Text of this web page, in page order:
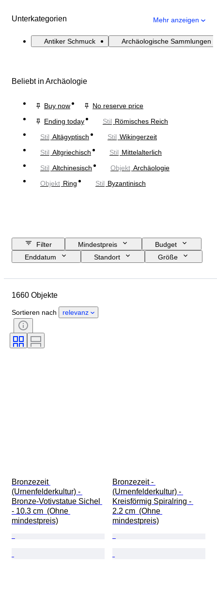
Unterkategorien Mehr anzeigen
Antiker Schmuck Archäologische Sammlungen
Beliebt in Archäologie
Buy now
No reserve price
Ending today
Stil Römisches Reich
Stil Altägyptisch Stil Wikingerzeit
Stil Altgriechisch Stil Mittelalterlich
Stil Altchinesisch Objekt Archäologie
Objekt Ring Stil Byzantinisch
Filter Mindestpreis
Budget
Enddatum
Standort
Größe
Geschlecht
Edelstein
Feingehalt
Stil
Farbe
Archäologie-Arten
1660 Objekte
Sortieren nach relevanz
Bronzezeit
(Urnenfelderkultur) -
Bronze-Votivstatue Sichel
- 10.3 cm  (Ohne
mindestpreis)
Bronzezeit -
(Urnenfelderkultur) -
Kreisförmig Spiralring -
2.2 cm  (Ohne
mindestpreis)